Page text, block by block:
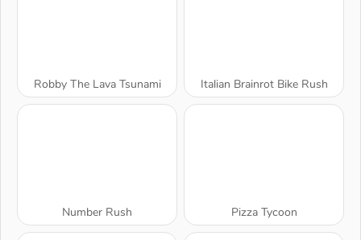
Robby The Lava Tsunami Italian Brainrot Bike Rush
Number Rush Pizza Tycoon